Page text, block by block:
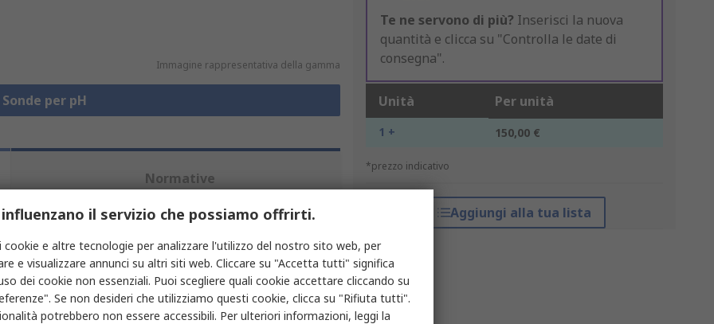
Immagine rappresentativa della gamma
per pH
Te ne servono di più? Inserisci la nuova
quantità e clicca su "Controlla le date di
consegna".
Unità Per unità
1 + 150,00 €
*prezzo indicativo
Aggiungi alla tua lista
Normative
attributi.
Valore
Delta Ohm
il servizio che possiamo offrirti.
cookie e altre tecnologie per analizzare l'utilizzo del nostro sito web, per
e visualizzare annunci su altri siti web. Cliccare su "Accetta tutti" significa
dei cookie non essenziali. Puoi scegliere quali cookie accettare cliccando su
Se non desideri che utilizziamo questi cookie, clicca su "Rifiuta tutti".
potrebbero non essere accessibili. Per ulteriori informazioni, leggi la